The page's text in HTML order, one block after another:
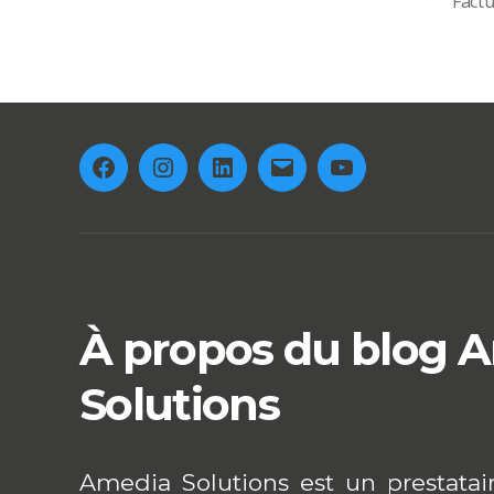
FacebookInstagramLinkedin
E-
Youtube
À propos du blog
Solutions
Amedia Solutions est un